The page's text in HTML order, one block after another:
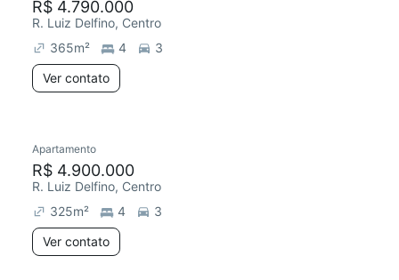
R$ 4.790.000
R. Luiz Delfino, Centro
365m² 4
3
Ver contato
Redecorar
Apartamento
R$ 4.900.000
R. Luiz Delfino, Centro
325m² 4
3
Ver contato